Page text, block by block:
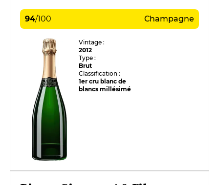
94/100 Champagne
Vintage :
2012
Type :
Brut
Classification :
1er cru blanc de
blancs millésimé